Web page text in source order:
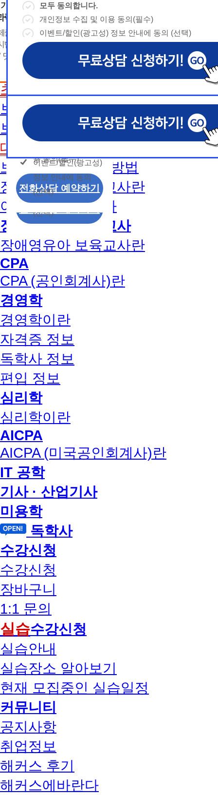
한국어교원이란
한국어교원 취득방법
해외취업전망
보육교사
초보길잡이
보육교사란
보육교사2급 취득방법
대면수업일정
보육교사1급 취득방법
장애영유아 보육교사란
아동학사/전문학사
장애영유아 보육교사
장애영유아 보육교사란
CPA
CPA (공인회계사)란
경영학
경영학이란
자격증 정보
독학사 정보
편입 정보
심리학
심리학이란
AICPA
AICPA (미국공인회계사)란
IT 공학
기사 · 산업기사
미용학
독학사
수강신청
수강신청
장바구니
1:1 문의
실습수강신청
실습안내
실습장소 알아보기
현재 모집중인 실습일정
커뮤니티
공지사항
취업정보
해커스 후기
해커스에바란다
날짜선택
날
선
예
간
상담내용(필수)
수강신청
문의
상담 희망내용 (선택)
개인정보 수집/이용
동의
개인정보 수집 및 이
용 동의(필수)
이벤트/할인(광고성)
정보 안내에 동의
(선택)
전달
- ctrl+ 방향키 좌,우, 위, 아래 =
날짜선택
날
짜
예
상담내용(필수)
수강신청
문의
모두 동의합니다.
개인정보 수집 및 이
용 동의(필수)
이벤트/할인(광고성)
정보 안내에 동의
(선택)
전화상담 예약하기
모두 동의합니다.
개인정보 수집 및 이용 동의(필수)
이벤트/할인(광고성) 정보 안내에 동의 (선택)
◆ 개인정보 수집 · 이용 동의
1. 개인정보 수집·이용 목적
1) 무료상담 진행 및 문의 사항 응대, 동일·후속 문의에 대한
제공, 상담 이력 관리 및 상담 관련 분쟁·민원 처리
2) 광고성 정보 수신에 별도 동의한 자에 한하여
격평생교육원을 비롯한 해커스 교육그룹의 새로
신상품이나 이벤트, 최신 정보 안내 등 신청자의
는 최적의 서비스를 제공하기 위함.
(해커스교육그룹: 해커스인강, 해커스프랩, 해커스톡, 해커스
커스일본어, 해커스잡, 해커스금융, 해커스임용, 해커스공무
찰, 해커스소방, 해커스공인중개사, 해커스주택관리사, 해커
2. (필수)이름, 휴대폰번호, 상담내용
(선택) 제출된 상담 문의 내용, 전화상담 과정에서 이용자가
3. 개인정보 보유/이용 기간: 법령상 정하는 경우
고는 회원탈퇴 시까지 이용 및 보관합니다. 단, 비
나 상담 시로부터 3년 이내 탈퇴하는 자의 경우, 소
만 또는 분쟁처리를 위해 3년간 보관합니다.
에는 상담 신청이 제한됩니다.
모두 동의합니다.
개인정보 수집 및 이용 동의(필수)
이벤트/할인(광고성) 정보 안내에 동의 (선택)
◆ 개인정보 수집 · 이용 동의
1. 개인정보 수집·이용 목적
1) 무료상담 진행 및 문의 사항 응대, 동일·후속 문의에 대한
제공, 상담 이력 관리 및 상담 관련 분쟁·민원 처리
2) 광고성 정보 수신에 별도 동의한 자에 한하여
격평생교육원을 비롯한 해커스 교육그룹의 새로
신상품이나 이벤트, 최신 정보 안내 등 신청자의
는 최적의 서비스를 제공하기 위함.
(해커스교육그룹: 해커스인강, 해커스프랩, 해커스톡, 해커스
커스일본어, 해커스잡, 해커스금융, 해커스임용, 해커스공무
찰, 해커스소방, 해커스공인중개사, 해커스주택관리사, 해커
2. (필수)이름, 휴대폰번호, 상담내용
(선택) 제출된 상담 문의 내용, 전화상담 과정에서 이용자가
3. 개인정보 보유/이용 기간: 법령상 정하는 경우
고는 회원탈퇴 시까지 이용 및 보관합니다. 단, 비
나 상담 시로부터 3년 이내 탈퇴하는 자의 경우, 소
만 또는 분쟁처리를 위해 3년간 보관합니다.
에는 상담 신청이 제한됩니다.
모두 동의합니다.
개인정보 수집 및 이용 동의(필수)
이벤트/할인(광고성) 정보 안내에 동의 (선택)
◆ 개인정보 수집 · 이용 동의
1. 개인정보 수집·이용 목적
1) 무료상담 진행 및 문의 사항 응대, 동일·후속 문의에 대한
제공, 상담 이력 관리 및 상담 관련 분쟁·민원 처리
2) 광고성 정보 수신에 별도 동의한 자에 한하여
격평생교육원을 비롯한 해커스 교육그룹의 새로
신상품이나 이벤트, 최신 정보 안내 등 신청자의
는 최적의 서비스를 제공하기 위함.
(해커스교육그룹: 해커스인강, 해커스프랩, 해커스톡, 해커스
커스일본어, 해커스잡, 해커스금융, 해커스임용, 해커스공무
찰, 해커스소방, 해커스공인중개사, 해커스주택관리사, 해커
2. (필수)이름, 휴대폰번호, 상담내용
(선택) 제출된 상담 문의 내용, 전화상담 과정에서 이용자가
3. 개인정보 보유/이용 기간: 법령상 정하는 경우
고는 회원탈퇴 시까지 이용 및 보관합니다. 단, 비
나 상담 시로부터 3년 이내 탈퇴하는 자의 경우, 소
만 또는 분쟁처리를 위해 3년간 보관합니다.
에는 상담 신청이 제한됩니다.
모두 동의합니다.
개인정보 수집 및 이용 동의(필수)
이벤트/할인(광고성) 정보 안내에 동의 (선택)